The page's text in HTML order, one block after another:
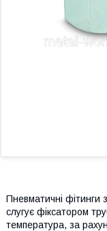
Пневматичні
слугує фіксатором
температура, за